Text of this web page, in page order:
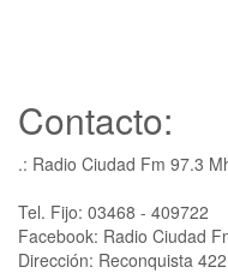
Contacto:
.: Radio Ciudad Fm 97.3
Tel. Fijo: 03468 - 409722
Facebook: Radio Ciudad
Dirección: Reconquista 422